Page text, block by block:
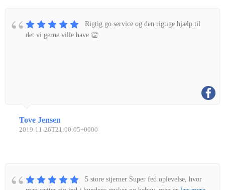
Rigtig go service og den rigtige hjælp til
det vi gerne ville have 👏
Tove Jensen
2019-11-26T21:00:05+0000
5 store stjerner Super fed oplevelse, hvor